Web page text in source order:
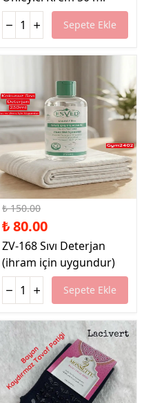
Sepete Ekle
%47 İndirim
₺ 150.00
₺ 80.00
ZV-168 Sıvı Deterjan
(ihram için uygundur)
Sepete Ekle